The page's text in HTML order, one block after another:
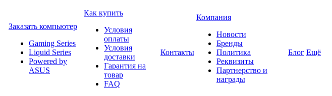
Заказать компьютер
Gaming Series
Liquid Series
Powered by
ASUS
Как купить
Условия
оплаты
Условия
доставки
Гарантия на
товар
FAQ
Контакты
Компания
Новости
Бренды
Политика
Реквизиты
Партнерство и
награды
Блог Ещё